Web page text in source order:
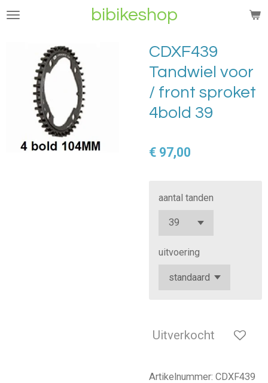
Ga
hoofdinhoud
bibikeshop
CDXF439
Tandwiel voor
/ front sproket
4bold 39
€ 97,00
aantal tanden
uitvoering
Uitverkocht
Artikelnummer: CDXF439